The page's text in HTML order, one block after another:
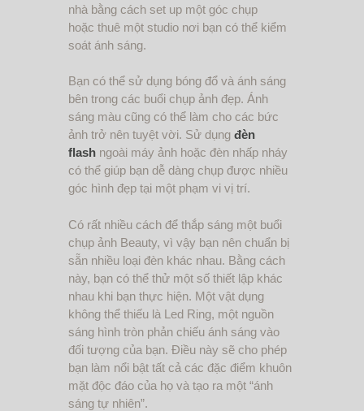
nhà bằng cách set up một góc chụp
hoặc thuê một studio nơi bạn có thể kiểm
soát ánh sáng.
Bạn có thể sử dụng bóng đổ và ánh sáng
bên trong các buổi chụp ảnh đẹp. Ánh
sáng màu cũng có thể làm cho các bức
ảnh trở nên tuyệt vời. Sử dụng đèn
flash ngoài máy ảnh hoặc đèn nhấp nháy
có thể giúp bạn dễ dàng chụp được nhiều
góc hình đẹp tại một phạm vi vị trí.
Có rất nhiều cách để thắp sáng một buổi
chụp ảnh Beauty, vì vậy bạn nên chuẩn bị
sẵn nhiều loại đèn khác nhau. Bằng cách
này, bạn có thể thử một số thiết lập khác
nhau khi bạn thực hiện. Một vật dụng
không thể thiếu là Led Ring, một nguồn
sáng hình tròn phản chiếu ánh sáng vào
đối tượng của bạn. Điều này sẽ cho phép
bạn làm nổi bật tất cả các đặc điểm khuôn
mặt độc đáo của họ và tạo ra một “ánh
sáng tự nhiên”.